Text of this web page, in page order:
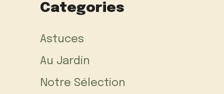
Categories
Astuces
Au Jardin
Notre Sélection